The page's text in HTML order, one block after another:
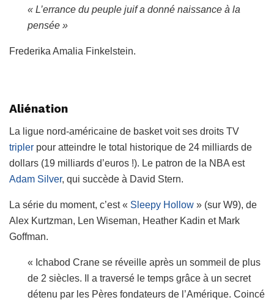
« L’errance du peuple juif a donné naissance à la
pensée »
Frederika Amalia Finkelstein.
Aliénation
La ligue nord-américaine de basket voit ses droits TV
tripler pour atteindre le total historique de 24 milliards de
dollars (19 milliards d’euros !). Le patron de la NBA est
Adam Silver, qui succède à David Stern.
La série du moment, c’est « Sleepy Hollow » (sur W9), de
Alex Kurtzman, Len Wiseman, Heather Kadin et Mark
Goffman.
« Ichabod Crane se réveille après un sommeil de plus
de 2 siècles. Il a traversé le temps grâce à un secret
détenu par les Pères fondateurs de l’Amérique. Coincé